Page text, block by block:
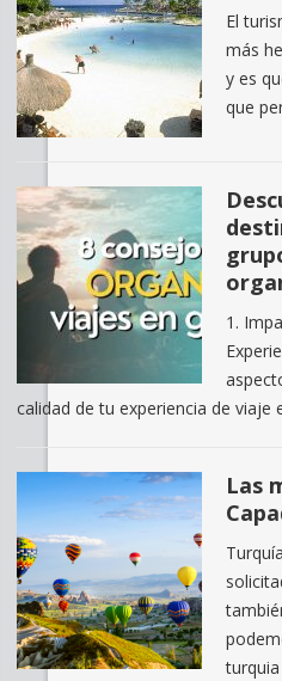
El
más
y es
que
1.
calidad de tu experiencia de viaje
Las